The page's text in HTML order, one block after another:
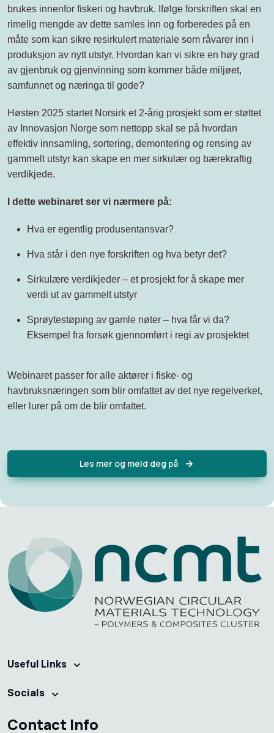
brukes innenfor fiskeri og havbruk. Ifølge forskriften skal en
rimelig mengde av dette samles inn og forberedes på en
måte som kan sikre resirkulert materiale som råvarer inn i
produksjon av nytt utstyr. Hvordan kan vi sikre en høy grad
av gjenbruk og gjenvinning som kommer både miljøet,
samfunnet og næringa til gode?
Høsten 2025 startet Norsirk et 2-årig prosjekt som er støttet
av Innovasjon Norge som nettopp skal se på hvordan
effektiv innsamling, sortering, demontering og rensing av
gammelt utstyr kan skape en mer sirkulær og bærekraftig
verdikjede.
I dette webinaret ser vi nærmere på:
Hva er egentlig produsentansvar?
Hva står i den nye forskriften og hva betyr det?
Sirkulære verdikjeder – et prosjekt for å skape mer
verdi ut av gammelt utstyr
Sprøytestøping av gamle nøter – hva får vi da?
Eksempel fra forsøk gjennomført i regi av prosjektet
Webinaret passer for alle aktører i fiske- og
havbruksnæringen som blir omfattet av det nye regelverket,
eller lurer på om de blir omfattet.
Les mer og meld deg på
Useful Links
Socials
Contact Info